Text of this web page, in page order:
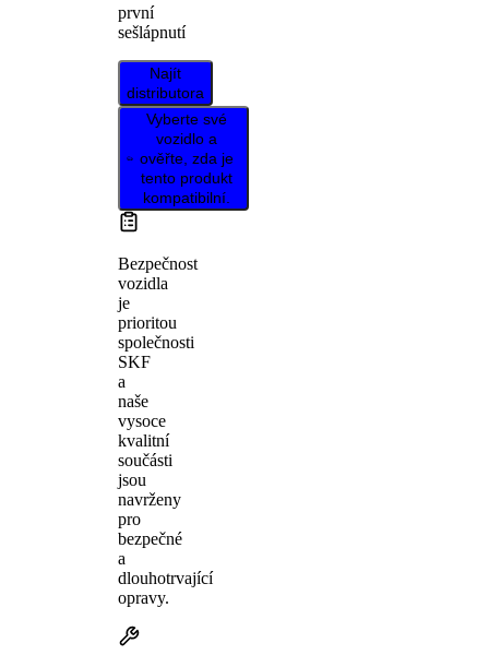
první
sešlápnutí
Najít
distributora
Vyberte své
vozidlo a
ověřte, zda je
tento produkt
kompatibilní.
Bezpečnost
vozidla
je
prioritou
společnosti
SKF
a
naše
vysoce
kvalitní
součásti
jsou
navrženy
pro
bezpečné
a
dlouhotrvající
opravy.